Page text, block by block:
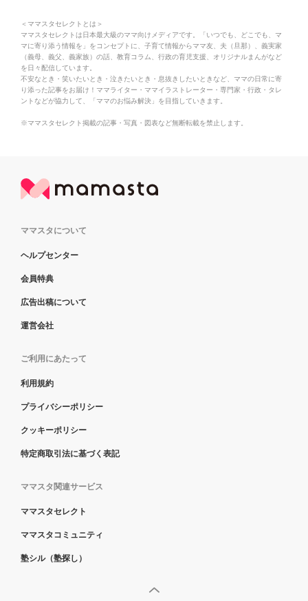
＜ママスタセレクトとは＞
ママスタセレクトは日本最大級のママ向けメディアです。「いつでも、どこでも、マ
マに寄り添う情報を」をコンセプトに、子育て情報からママ友、夫（旦那）、義実家
（義母、義父、義家族）の話、教育コラム、行政の育児支援、オリジナルまんがなど
を日々配信しています。
不安なとき・笑いたいとき・泣きたいとき・息抜きしたいときなど、ママの日常に寄
り添った記事をお届け！ママライター・ママイラストレーター・専門家・行政・タレ
ントなどが協力して、「ママのお悩み解決」を目指していきます。
※ママスタセレクト掲載の記事・写真・図表など無断転載を禁止します。
ママスタについて
ヘルプセンター
会員特典
広告出稿について
運営会社
ご利用にあたって
利用規約
プライバシーポリシー
クッキーポリシー
特定商取引法に基づく表記
ママスタ関連サービス
ママスタセレクト
ママスタコミュニティ
塾シル（塾探し）